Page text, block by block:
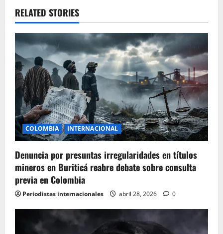
v
i
g
a
t
i
o
n
RELATED STORIES
COLOMBIA INTERNACIONAL
Denuncia por presuntas irregularidades en títulos
mineros en Buriticá reabre debate sobre consulta
previa en Colombia
Periodistas internacionales abril 28, 2026 0